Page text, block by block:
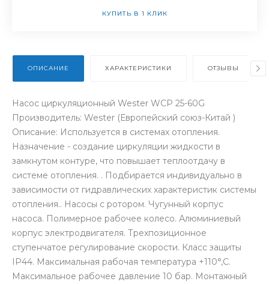
КУПИТЬ В 1 КЛИК
ОПИСАНИЕ ХАРАКТЕРИСТИКИ ОТЗЫВЫ
Насос циркуляционный Wester WCP 25-60G
Производитель: Wester (Европейский союз-Китай )
Описание: Используется в системах отопления.
Назначение - создание циркуляции жидкости в
замкнутом контуре, что повышает теплоотдачу в
системе отопления. . Подбирается индивидуально в
зависимости от гидравлических характеристик системы
отопления.. Насосы с ротором. Чугунный корпус
насоса. Полимерное рабочее колесо. Алюминиевый
корпус электродвигателя. Трехпозиционное
ступенчатое регулирование скорости. Класс защиты
IP44. Максимальная рабочая температура +110°,C.
Максимальное рабочее давление 10 бар. Монтажный